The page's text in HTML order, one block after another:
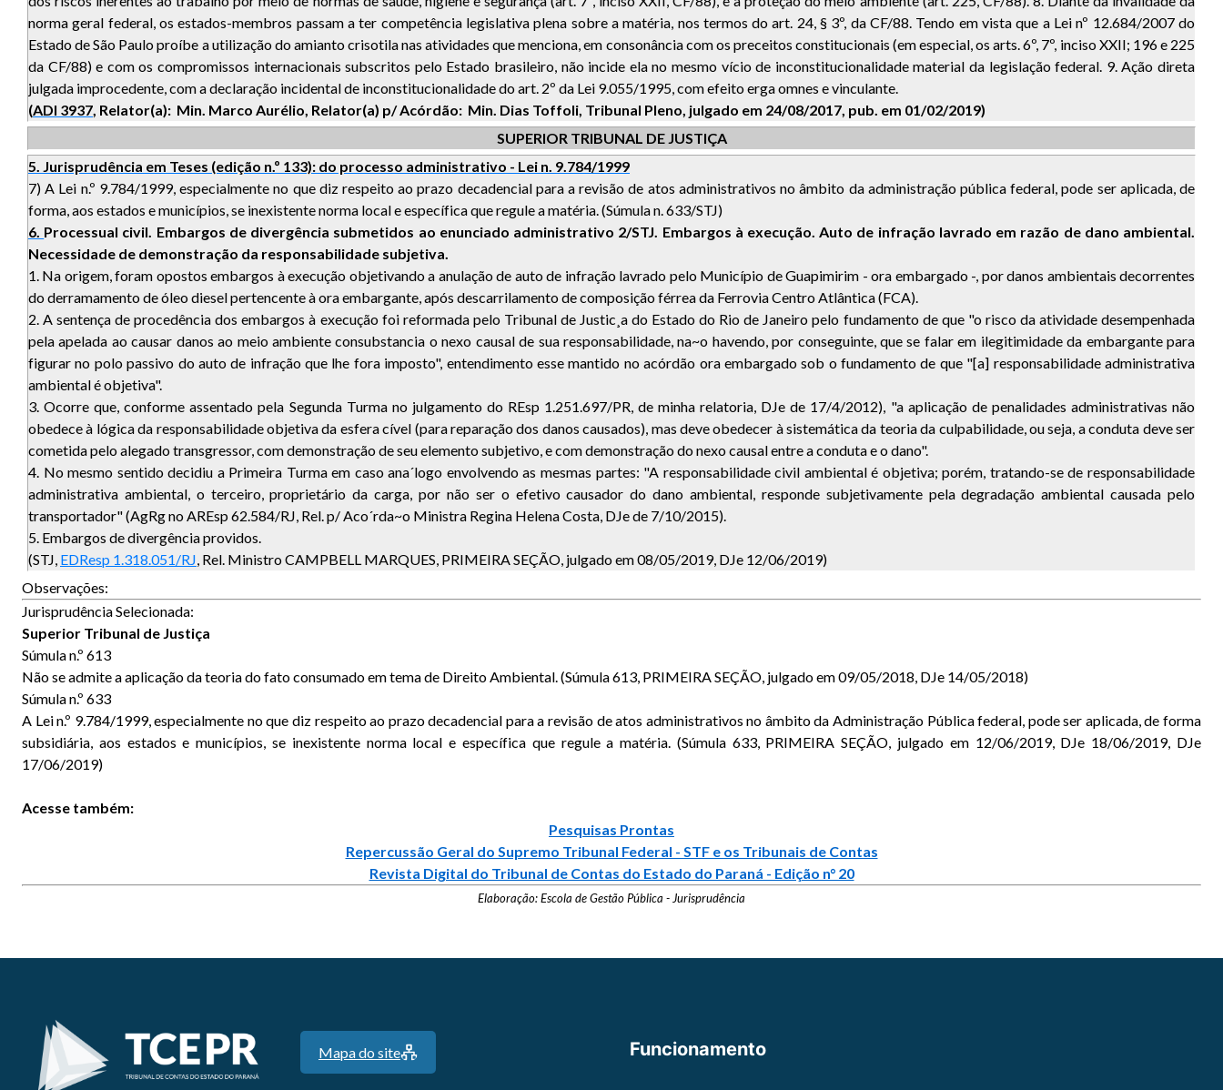
norma geral federal, os estados-membros passam a ter competência legislativa plena sobre a matéria, nos termos do art. 24, § 3º, da CF/88. Tendo em vista que a Lei nº 12.684/2007 do
Estado de São Paulo proíbe a utilização do amianto crisotila nas atividades que menciona, em consonância com os preceitos constitucionais (em especial, os arts. 6º, 7º, inciso XXII; 196 e 225
da CF/88) e com os compromissos internacionais subscritos pelo Estado brasileiro, não incide ela no mesmo vício de inconstitucionalidade material da legislação federal. 9. Ação direta
julgada improcedente, com a declaração incidental de inconstitucionalidade do art. 2º da Lei 9.055/1995, com efeito erga omnes e vinculante.
(ADI 3937, Relator(a): Min. Marco Aurélio, Relator(a) p/ Acórdão: Min. Dias Toffoli, Tribunal Pleno, julgado em 24/08/2017, pub. em 01/02/2019)
SUPERIOR TRIBUNAL DE JUSTIÇA
5. Jurisprudência em Teses (edição n.º 133): do processo administrativo - Lei n. 9.784/1999
7) A Lei n.º 9.784/1999, especialmente no que diz respeito ao prazo decadencial para a revisão de atos administrativos no âmbito da administração pública federal, pode ser aplicada, de
forma, aos estados e municípios, se inexistente norma local e específica que regule a matéria. (Súmula n. 633/STJ)
6. Processual civil. Embargos de divergência submetidos ao enunciado administrativo 2/STJ. Embargos à execução. Auto de infração lavrado em razão de dano ambiental.
Necessidade de demonstração da responsabilidade subjetiva.
1. Na origem, foram opostos embargos à execução objetivando a anulação de auto de infração lavrado pelo Município de Guapimirim - ora embargado -, por danos ambientais decorrentes
do derramamento de óleo diesel pertencente à ora embargante, após descarrilamento de composição férrea da Ferrovia Centro Atlântica (FCA).
2. A sentença de procedência dos embargos à execução foi reformada pelo Tribunal de Justic¸a do Estado do Rio de Janeiro pelo fundamento de que "o risco da atividade desempenhada
pela apelada ao causar danos ao meio ambiente consubstancia o nexo causal de sua responsabilidade, na~o havendo, por conseguinte, que se falar em ilegitimidade da embargante para
figurar no polo passivo do auto de infração que lhe fora imposto", entendimento esse mantido no acórdão ora embargado sob o fundamento de que "[a] responsabilidade administrativa
ambiental é objetiva".
3. Ocorre que, conforme assentado pela Segunda Turma no julgamento do REsp 1.251.697/PR, de minha relatoria, DJe de 17/4/2012), "a aplicação de penalidades administrativas não
obedece à lógica da responsabilidade objetiva da esfera cível (para reparação dos danos causados), mas deve obedecer à sistemática da teoria da culpabilidade, ou seja, a conduta deve ser
cometida pelo alegado transgressor, com demonstração de seu elemento subjetivo, e com demonstração do nexo causal entre a conduta e o dano".
4. No mesmo sentido decidiu a Primeira Turma em caso ana´logo envolvendo as mesmas partes: "A responsabilidade civil ambiental é objetiva; porém, tratando-se de responsabilidade
administrativa ambiental, o terceiro, proprietário da carga, por não ser o efetivo causador do dano ambiental, responde subjetivamente pela degradação ambiental causada pelo
transportador" (AgRg no AREsp 62.584/RJ, Rel. p/ Aco´rda~o Ministra Regina Helena Costa, DJe de 7/10/2015).
5. Embargos de divergência providos.
(STJ, EDResp 1.318.051/RJ, Rel. Ministro CAMPBELL MARQUES, PRIMEIRA SEÇÃO, julgado em 08/05/2019, DJe 12/06/2019)
Observações:
Jurisprudência Selecionada:
Superior Tribunal de Justiça
Súmula n.º 613
Não se admite a aplicação da teoria do fato consumado em tema de Direito Ambiental. (Súmula 613, PRIMEIRA SEÇÃO, julgado em 09/05/2018, DJe 14/05/2018)
Súmula n.º 633
A Lei n.º 9.784/1999, especialmente no que diz respeito ao prazo decadencial para a revisão de atos administrativos no âmbito da Administração Pública federal, pode ser aplicada, de forma
subsidiária, aos estados e municípios, se inexistente norma local e específica que regule a matéria. (Súmula 633, PRIMEIRA SEÇÃO, julgado em 12/06/2019, DJe 18/06/2019, DJe
17/06/2019)
Acesse também:
Pesquisas Prontas
Repercussão Geral do Supremo Tribunal Federal - STF e os Tribunais de Contas
Revista Digital do Tribunal de Contas do Estado do Paraná - Edição n° 20
Elaboração: Escola de Gestão Pública - Jurisprudência
Mapa do site Funcionamento